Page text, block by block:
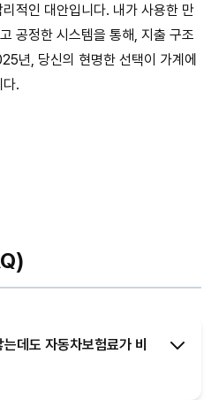
적인 대안입니다. 내가 사용한 만
공정한 시스템을 통해, 지출 구조
년, 당신의 현명한 선택이 가계에
.
데도 자동차보험료가 비